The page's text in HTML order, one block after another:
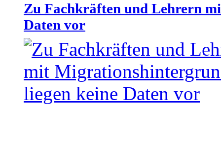
Zu Fachkräften und Lehrern
Daten vor